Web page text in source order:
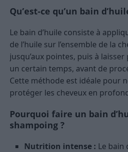
Qu’est-ce qu’un bain
Le bain d’huile consiste à
de l’huile sur l’ensemble de la
jusqu’aux pointes, puis à
un certain temps, avant de
Cette méthode est idéale pour
protéger les cheveux en
Pourquoi faire un bain
shampoing ?
Nutrition intense : Le bain